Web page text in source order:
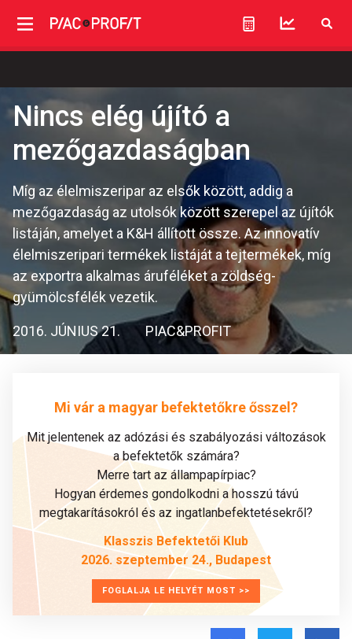
Nincs elég újító a
mezőgazdaságban
Míg az élelmiszeripar az elsők között, addig a
mezőgazdaság az utolsók között szerepel az újítók
listáján, amelyet a K&H állított össze. Az innovatív
élelmiszeripari termékek listáját a tejtermékek, míg
az exportra alkalmas áruféléket a zöldség-
gyümölcsfélék vezetik.
2016. JÚNIUS 21. PIAC&PROFIT
Mi vár a magyar befektetőkre ősszel?
Mit jelentenek az adózási és szabályozási változások
a befektetők számára?
Merre tart az állampapírpiac?
Hogyan érdemes gondolkodni a hosszú távú
megtakarításokról és az ingatlanbefektetésekről?
Klasszis Befektetői Klub
2026. szeptember 24., Budapest
FOGLALJA LE HELYÉT MOST >>